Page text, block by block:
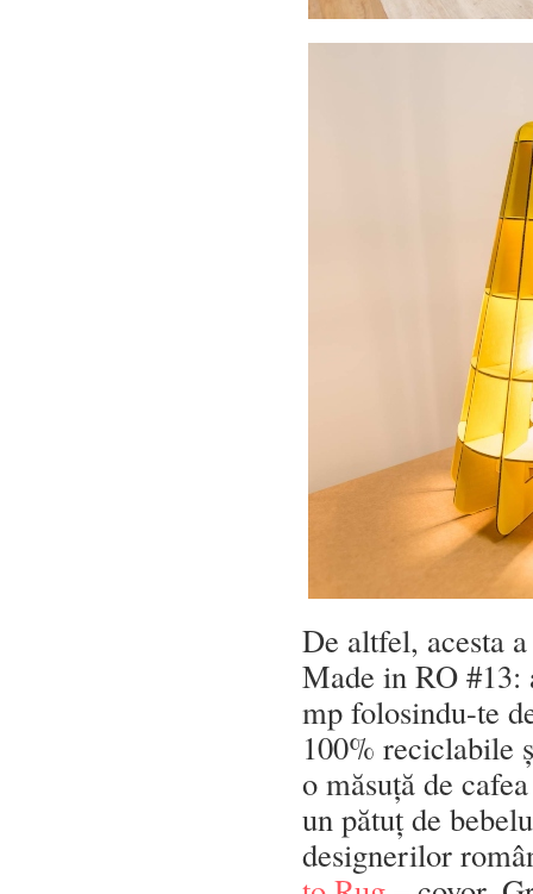
De altfel, acesta
Made in RO #13:
mp folosindu-te
100% reciclabile
o măsuță de
un pătuț de
designerilor